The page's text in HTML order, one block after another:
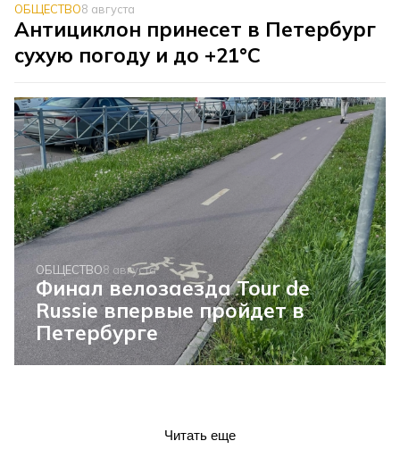
ОБЩЕСТВО8 августа
Антициклон принесет в Петербург
сухую погоду и до +21°C
ОБЩЕСТВО8 августа
Финал велозаезда Tour de
Russie впервые пройдет в
Петербурге
Читать еще